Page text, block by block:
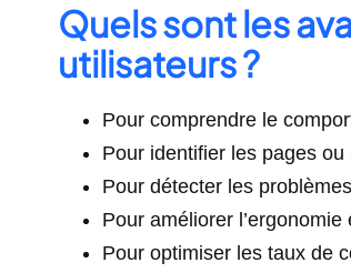
Quels sont les
utilisateurs ?
Pour comprendre le
Pour identifier les pages
Pour détecter les
Pour améliorer
Pour optimiser les taux de